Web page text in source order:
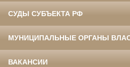
СУДЫ СУБЪЕКТА РФ
МУНИЦИПАЛЬНЫЕ ОРГАНЫ
ВАКАНСИИ